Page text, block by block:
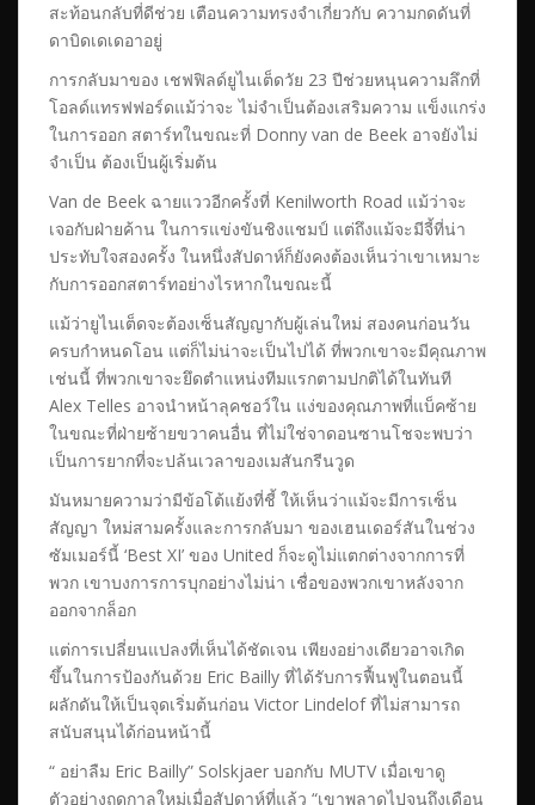
สะท้อนกลับที่ดีช่วย เตือนความทรงจำเกี่ยวกับ ความกดดันที่
ดาบิดเดเดอาอยู่
การกลับมาของ เชฟฟิลด์ยูไนเต็ดวัย 23 ปีช่วยหนุนความลึกที่
โอลด์แทรฟฟอร์ดแม้ว่าจะ ไม่จำเป็นต้องเสริมความ แข็งแกร่ง
ในการออก สตาร์ทในขณะที่ Donny van de Beek อาจยังไม่
จำเป็น ต้องเป็นผู้เริ่มต้น
Van de Beek ฉายแววอีกครั้งที่ Kenilworth Road แม้ว่าจะ
เจอกับฝ่ายค้าน ในการแข่งขันชิงแชมป์ แต่ถึงแม้จะมีจี้ที่น่า
ประทับใจสองครั้ง ในหนึ่งสัปดาห์ก็ยังคงต้องเห็นว่าเขาเหมาะ
กับการออกสตาร์ทอย่างไรหากในขณะนี้
แม้ว่ายูไนเต็ดจะต้องเซ็นสัญญากับผู้เล่นใหม่ สองคนก่อนวัน
ครบกำหนดโอน แต่ก็ไม่น่าจะเป็นไปได้ ที่พวกเขาจะมีคุณภาพ
เช่นนี้ ที่พวกเขาจะยึดตำแหน่งทีมแรกตามปกติได้ในทันที
Alex Telles อาจนำหน้าลุคชอว์ใน แง่ของคุณภาพที่แบ็คซ้าย
ในขณะที่ฝ่ายซ้ายขวาคนอื่น ที่ไม่ใช่จาดอนซานโชจะพบว่า
เป็นการยากที่จะปล้นเวลาของเมสันกรีนวูด
มันหมายความว่ามีข้อโต้แย้งที่ชี้ ให้เห็นว่าแม้จะมีการเซ็น
สัญญา ใหม่สามครั้งและการกลับมา ของเฮนเดอร์สันในช่วง
ซัมเมอร์นี้ ‘Best XI’ ของ United ก็จะดูไม่แตกต่างจากการที่
พวก เขาบงการการบุกอย่างไม่น่า เชื่อของพวกเขาหลังจาก
ออกจากล็อก
แต่การเปลี่ยนแปลงที่เห็นได้ชัดเจน เพียงอย่างเดียวอาจเกิด
ขึ้นในการป้องกันด้วย Eric Bailly ที่ได้รับการฟื้นฟูในตอนนี้
ผลักดันให้เป็นจุดเริ่มต้นก่อน Victor Lindelof ที่ไม่สามารถ
สนับสนุนได้ก่อนหน้านี้
“ อย่าลืม Eric Bailly” Solskjaer บอกกับ MUTV เมื่อเขาดู
ตัวอย่างฤดูกาลใหม่เมื่อสัปดาห์ที่แล้ว “เขาพลาดไปจนถึงเดือน